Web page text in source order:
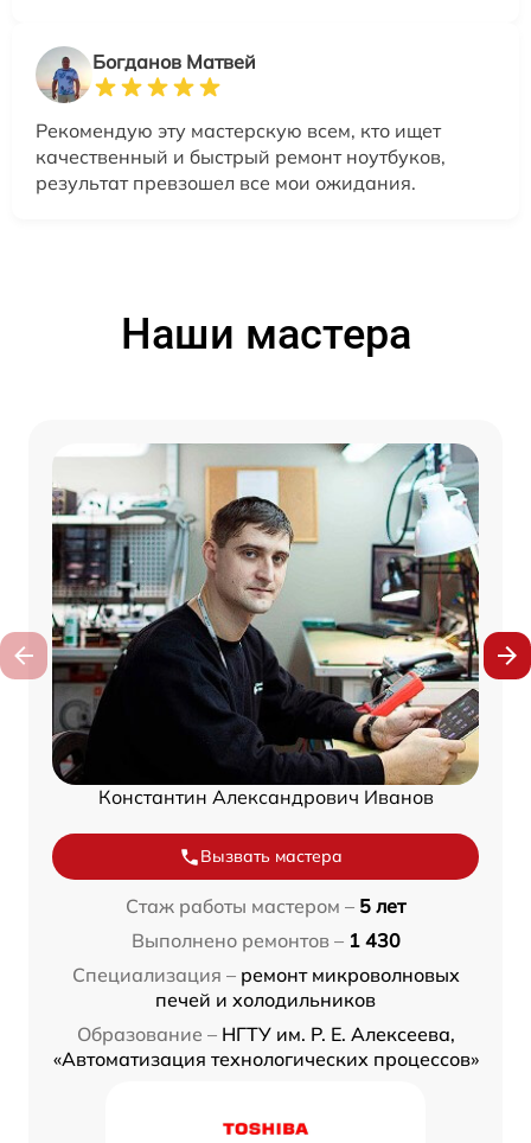
Богданов Матвей
Рекомендую эту мастерскую всем, кто ищет
качественный и быстрый ремонт ноутбуков,
результат превзошел все мои ожидания.
Наши мастера
Константин Александрович Иванов
Вызвать мастера
Стаж работы мастером – 5 лет
Выполнено ремонтов – 1 430
Специализация – ремонт микроволновых
печей и холодильников
Образование – НГТУ им. Р. Е. Алексеева,
«Автоматизация технологических процессов»